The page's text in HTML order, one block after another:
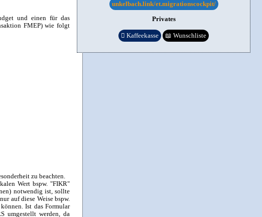
und einen für das
FMEP) wie folgt
zu beachten.
Wert bspw. "FIKR"
notwendig ist, sollte
auf diese Weise bspw.
Ist das Formular
umgestellt werden, da
unkelbach.link/et.migrationscockpit/
Privates
 Kaffeekasse 📖 Wunschliste